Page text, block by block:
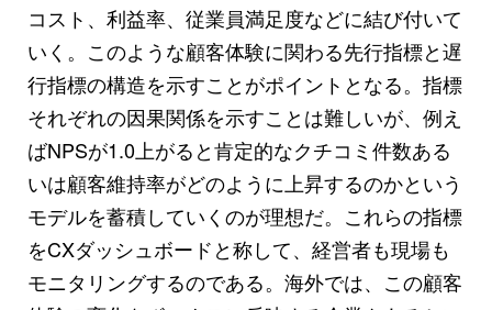
コスト、利益率、従業員満足度などに結び付いて
いく。このような顧客体験に関わる先行指標と遅
行指標の構造を示すことがポイントとなる。指標
それぞれの因果関係を示すことは難しいが、例え
ばNPSが1.0上がると肯定的なクチコミ件数ある
いは顧客維持率がどのように上昇するのかという
モデルを蓄積していくのが理想だ。これらの指標
をCXダッシュボードと称して、経営者も現場も
モニタリングするのである。海外では、この顧客